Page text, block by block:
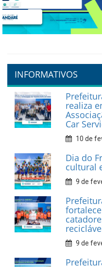
Previous
INFORMATIVOS